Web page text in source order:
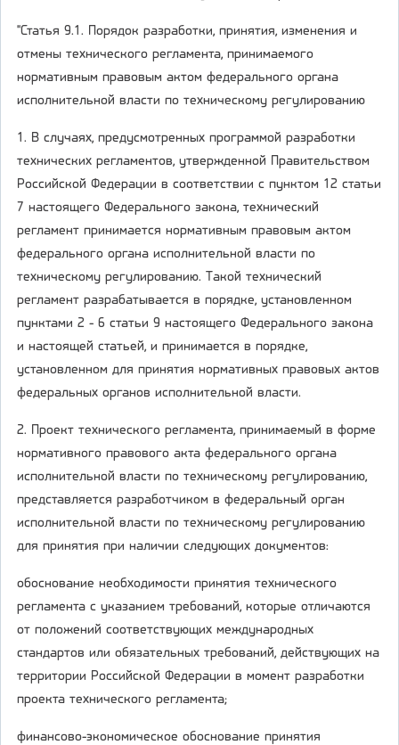
"Статья 9.1. Порядок разработки, принятия, изменения и
отмены технического регламента, принимаемого
нормативным правовым актом федерального органа
исполнительной власти по техническому регулированию
1. В случаях, предусмотренных программой разработки
технических регламентов, утвержденной Правительством
Российской Федерации в соответствии с пунктом 12 статьи
7 настоящего Федерального закона, технический
регламент принимается нормативным правовым актом
федерального органа исполнительной власти по
техническому регулированию. Такой технический
регламент разрабатывается в порядке, установленном
пунктами 2 - 6 статьи 9 настоящего Федерального закона
и настоящей статьей, и принимается в порядке,
установленном для принятия нормативных правовых актов
федеральных органов исполнительной власти.
2. Проект технического регламента, принимаемый в форме
нормативного правового акта федерального органа
исполнительной власти по техническому регулированию,
представляется разработчиком в федеральный орган
исполнительной власти по техническому регулированию
для принятия при наличии следующих документов:
обоснование необходимости принятия технического
регламента с указанием требований, которые отличаются
от положений соответствующих международных
стандартов или обязательных требований, действующих на
территории Российской Федерации в момент разработки
проекта технического регламента;
финансово-экономическое обоснование принятия